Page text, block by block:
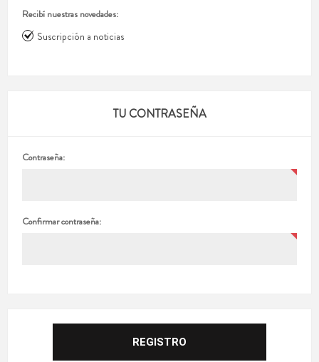
Recibí nuestras novedades:
Suscripción a noticias
TU CONTRASEÑA
Contraseña:
Confirmar contraseña: